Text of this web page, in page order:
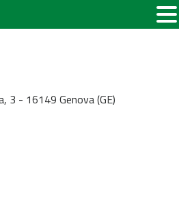
3 - 16149 Genova (GE)